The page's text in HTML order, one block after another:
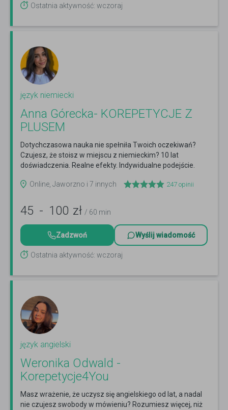
Ostatnia aktywność: wczoraj
język niemiecki
Anna Górecka- KOREPETYCJE Z
PLUSEM
Dotychczasowa nauka nie spełniła Twoich oczekiwań?
Czujesz, że stoisz w miejscu z niemieckim? 10 lat
doświadczenia. Realne efekty. Indywidualne podejście.
Online, Jaworzno i 7 innych
247 opinii
45 - 100 zł / 60 min
Zadzwoń Wyślij wiadomość
Ostatnia aktywność: wczoraj
język angielski
Weronika Odwald -
Korepetycje4You
Masz wrażenie, że uczysz się angielskiego od lat, a nadal
nie czujesz swobody w mówieniu? Rozumiesz więcej, niż